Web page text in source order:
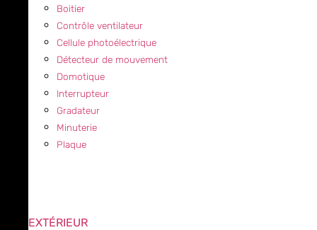
Boitier
Contrôle ventilateur
Cellule photoélectrique
Détecteur de mouvement
Domotique
Interrupteur
Gradateur
Minuterie
Plaque
EXTÉRIEUR